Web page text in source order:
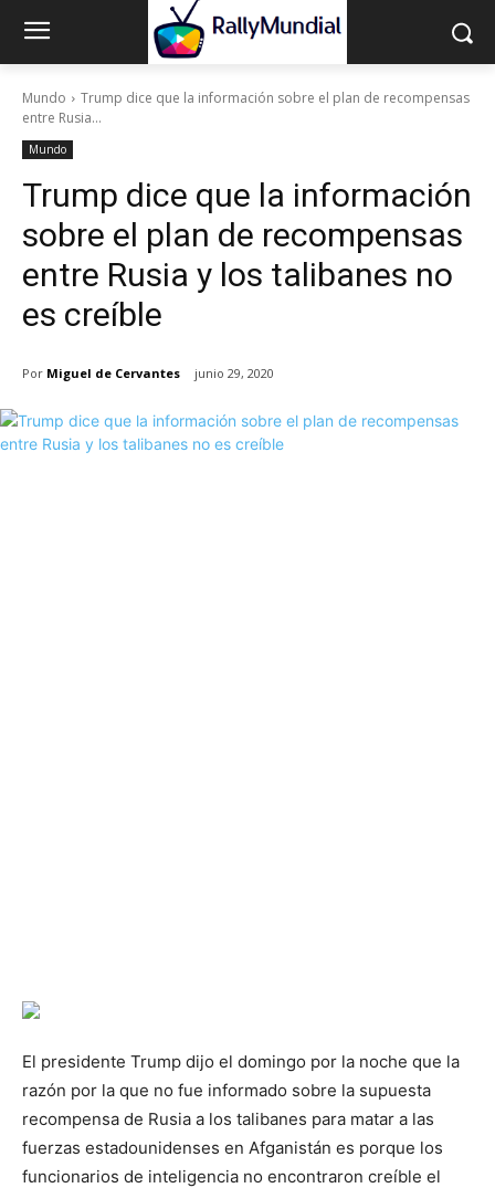
Mundo
Trump dice que la información sobre el plan de recompensas
entre Rusia...
Mundo
Trump dice que la información
sobre el plan de recompensas
entre Rusia y los talibanes no
es creíble
Por Miguel de Cervantes junio 29, 2020
El presidente Trump dijo el domingo por la noche que la
razón por la que no fue informado sobre la supuesta
recompensa de Rusia a los talibanes para matar a las
fuerzas estadounidenses en Afganistán es porque los
funcionarios de inteligencia no encontraron creíble el